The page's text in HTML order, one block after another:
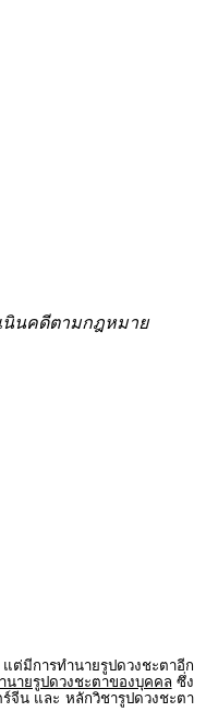
เนินคดีตามกฎหมาย
ต่มีการทำนายรูปดวงชะตาอีก
ายรูปดวงชะตาของบุคคล ซึ่ง
จีน และ หลักวิชารูปดวงชะตา